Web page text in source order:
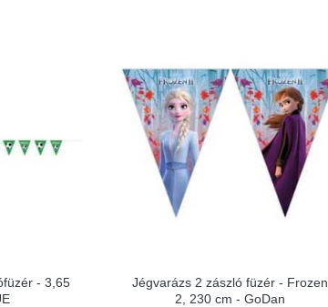
- 3,65
Jégvarázs 2 zászló füzér - Frozen
2, 230 cm - GoDan